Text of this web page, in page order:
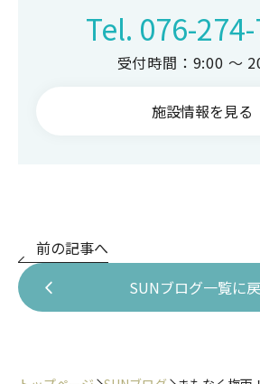
Tel. 076-
受付時間：9:00 ～
施設情報を見る
前の記事へ
SUNブログ一覧に